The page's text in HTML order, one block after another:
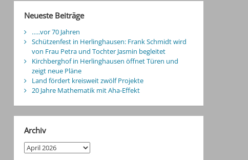
Neueste Beiträge
…..vor 70 Jahren
Schützenfest in Herlinghausen: Frank Schmidt wird
von Frau Petra und Tochter Jasmin begleitet
Kirchberghof in Herlinghausen öffnet Türen und
zeigt neue Pläne
Land fördert kreisweit zwölf Projekte
20 Jahre Mathematik mit Aha-Effekt
Archiv
Archiv